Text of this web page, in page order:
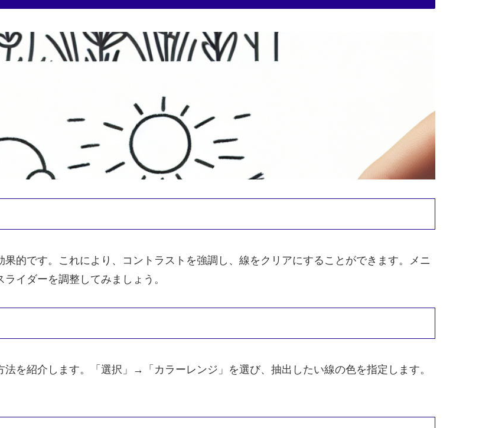
的です。これにより、コントラストを強調し、線をクリアにすることができます。メニ
イダーを調整してみましょう。
を紹介します。「選択」→「カラーレンジ」を選び、抽出したい線の色を指定します。